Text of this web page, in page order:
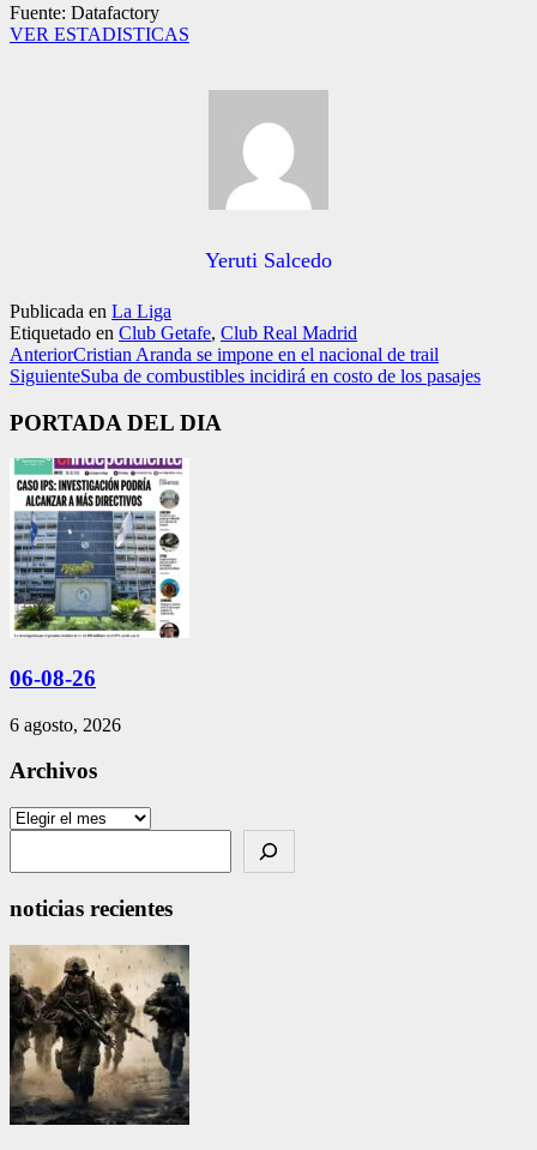
Fuente: Datafactory
VER ESTADISTICAS
Yeruti Salcedo
Publicada en La Liga
Etiquetado en Club Getafe, Club Real Madrid
AnteriorCristian Aranda se impone en el nacional de trail
SiguienteSuba de combustibles incidirá en costo de los pasajes
PORTADA DEL DIA
06-08-26
6 agosto, 2026
Archivos
Archivos
noticias recientes